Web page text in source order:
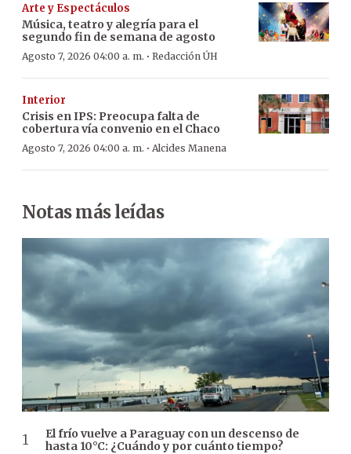
Arte y Espectáculos
Música, teatro y alegría para el
segundo fin de semana de agosto
Agosto 7, 2026 04:00 a. m. · Redacción ÚH
Interior
Crisis en IPS: Preocupa falta de
cobertura vía convenio en el Chaco
Agosto 7, 2026 04:00 a. m. · Alcides Manena
Notas más leídas
El frío vuelve a Paraguay con un descenso de
hasta 10°C: ¿Cuándo y por cuánto tiempo?